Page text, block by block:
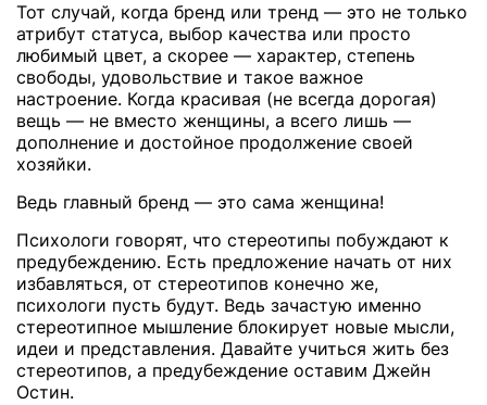
Тот случай, когда бренд или тренд — это не только
атрибут статуса, выбор качества или просто
любимый цвет, а скорее — характер, степень
свободы, удовольствие и такое важное
настроение. Когда красивая (не всегда дорогая)
вещь — не вместо женщины, а всего лишь —
дополнение и достойное продолжение своей
хозяйки.
Ведь главный бренд — это сама женщина!
Психологи говорят, что стереотипы побуждают к
предубеждению. Есть предложение начать от них
избавляться, от стереотипов конечно же,
психологи пусть будут. Ведь зачастую именно
стереотипное мышление блокирует новые мысли,
идеи и представления. Давайте учиться жить без
стереотипов, а предубеждение оставим Джейн
Остин.